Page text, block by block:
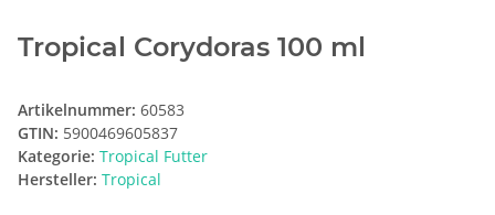
Tropical Corydoras 100 ml
Artikelnummer: 60583
GTIN: 5900469605837
Kategorie: Tropical Futter
Hersteller: Tropical